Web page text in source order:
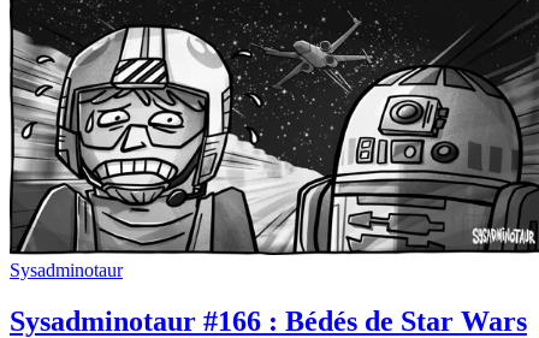
Sysadminotaur
Sysadminotaur #166 : Bédés de Star Wars